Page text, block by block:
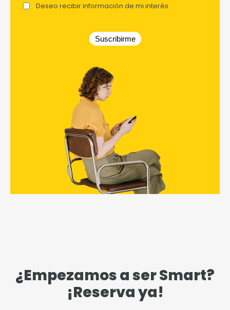
Deseo recibir información de mi interés
Suscribirme
¿Empezamos a ser Smart?
¡Reserva ya!